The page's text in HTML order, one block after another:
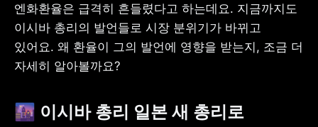
이용자유의사항
보호금융상품등록부
상품공시실
공지사항
외부채널
직원 고충 접수
엔화환율은 급격히 흔들렸다고 하는데요. 지금까지도
이시바 총리의 발언들로 시장 분위기가 바뀌고
있어요. 왜 환율이 그의 발언에 영향을 받는지, 조금 더
자세히 알아볼까요?
🌆 이시바 총리 일본 새 총리로